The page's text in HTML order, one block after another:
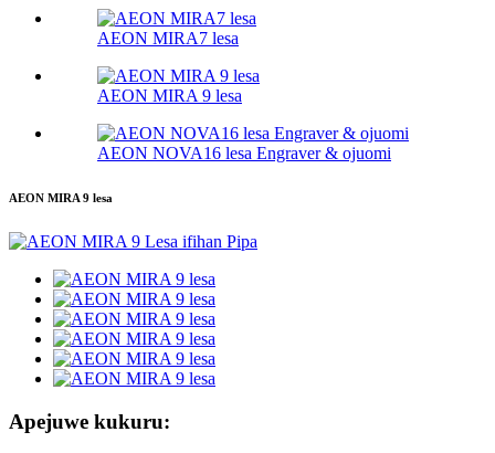
AEON MIRA7 lesa
AEON MIRA 9 lesa
AEON NOVA16 lesa Engraver & ojuomi
AEON MIRA 9 lesa
Apejuwe kukuru: